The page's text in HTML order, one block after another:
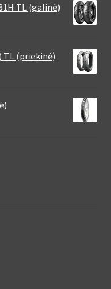
TL (galinė)
TL (priekinė)